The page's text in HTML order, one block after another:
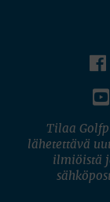
Tilaa
lähetettävä
ilmiöistä